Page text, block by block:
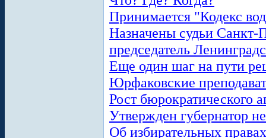
Принимается "Кодекс
Назначены судьи Санкт-
председатель
Еще один шаг на пути
Юрфаковские
Рост бюрократического
Утвержден губернатор
Об избирательных